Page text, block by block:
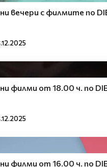
вечери с филмите по
филми от 18.00 ч. по
филми от 16.00 ч. по